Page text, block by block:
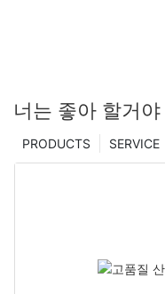
너는 좋아 할거야
SERVICE
PRODUCTS